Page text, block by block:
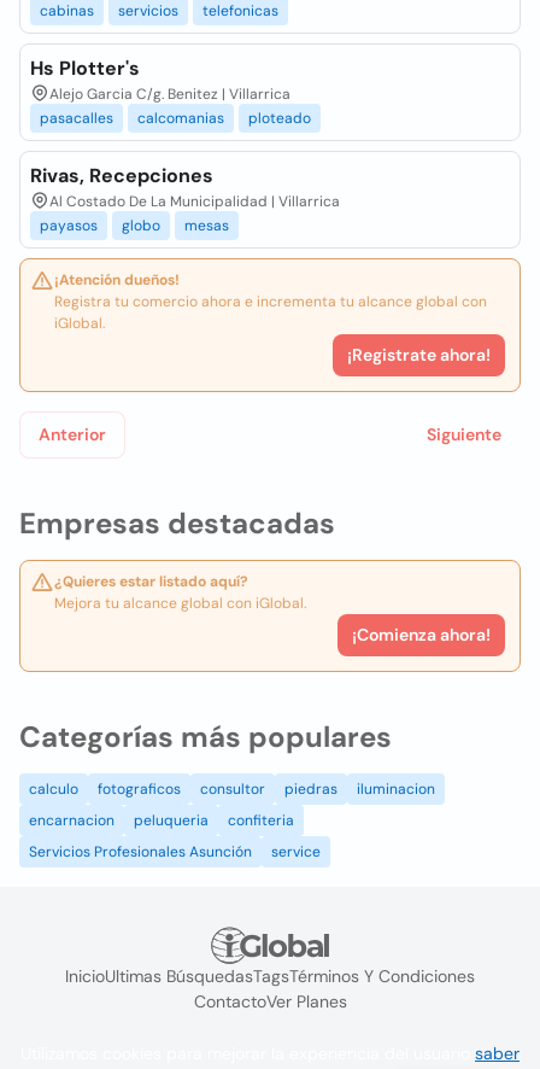
Empresas destacadas
¿Quieres estar listado aquí?
Mejora tu alcance global con iGlobal.
¡Comienza ahora!
cabinas
servicios telefonicas
Hs Plotter's
Alejo Garcia C/g. Benitez | Villarrica
pasacalles
calcomanias ploteado
Rivas, Recepciones
Al Costado De La Municipalidad | Villarrica
payasos
globo mesas
¡Atención dueños!
Registra tu comercio ahora e incrementa tu alcance global con
iGlobal.
¡Registrate ahora!
Anterior Siguiente
Categorías más populares
calculo fotograficos consultor piedras
iluminacion
encarnacion
peluqueria
confiteria
Servicios Profesionales Asunción
service
InicioUltimas BúsquedasTagsTérminos Y Condiciones
ContactoVer Planes
saber